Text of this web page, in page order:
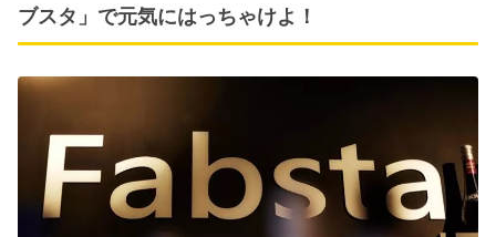
ブスタ」で元気にはっちゃけよ！